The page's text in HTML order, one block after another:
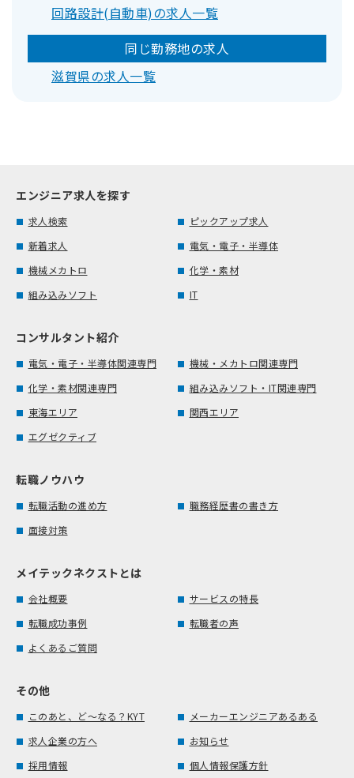
回路設計(自動車)の求人一覧
同じ勤務地の求人
滋賀県の求人一覧
エンジニア求人を探す
求人検索
ピックアップ求人
新着求人
電気・電子・半導体
機械メカトロ
化学・素材
組み込みソフト
IT
コンサルタント紹介
電気・電子・半導体関連専門
機械・メカトロ関連専門
化学・素材関連専門
組み込みソフト・IT関連専門
東海エリア
関西エリア
エグゼクティブ
転職ノウハウ
転職活動の進め方
職務経歴書の書き方
面接対策
メイテックネクストとは
会社概要
サービスの特長
転職成功事例
転職者の声
よくあるご質問
その他
このあと、ど～なる？KYT
メーカーエンジニアあるある
求人企業の方へ
お知らせ
採用情報
個人情報保護方針